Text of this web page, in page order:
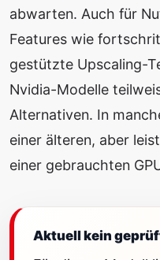
abwarten. Auch für
Features wie
gestützte Upscaling-
Nvidia-Modelle
Alternativen. In
einer älteren, aber
einer gebrauchten
Aktuell kein